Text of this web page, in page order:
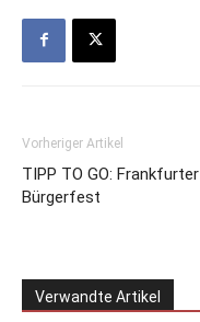
Vorheriger Artikel
TIPP TO GO: Frankfurter
Bürgerfest
Verwandte Artikel